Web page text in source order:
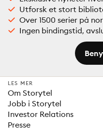
Utforsk et stort
Over 1500 serier på
Ingen bindingstid,
LES MER
Om Storytel
Jobb i Storytel
Investor Relations
Presse